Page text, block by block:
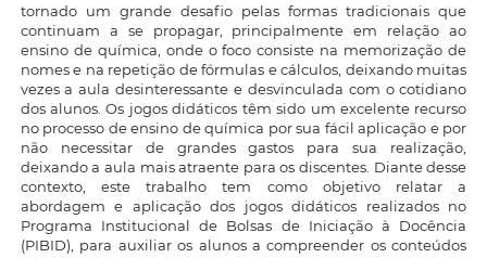
tornado um grande desafio pelas formas tradicionais que
continuam a se propagar, principalmente em relação ao
ensino de química, onde o foco consiste na memorização de
nomes e na repetição de fórmulas e cálculos, deixando muitas
vezes a aula desinteressante e desvinculada com o cotidiano
dos alunos. Os jogos didáticos têm sido um excelente recurso
no processo de ensino de química por sua fácil aplicação e por
não necessitar de grandes gastos para sua realização,
deixando a aula mais atraente para os discentes. Diante desse
contexto, este trabalho tem como objetivo relatar a
abordagem e aplicação dos jogos didáticos realizados no
Programa Institucional de Bolsas de Iniciação à Docência
(PIBID), para auxiliar os alunos a compreender os conteúdos